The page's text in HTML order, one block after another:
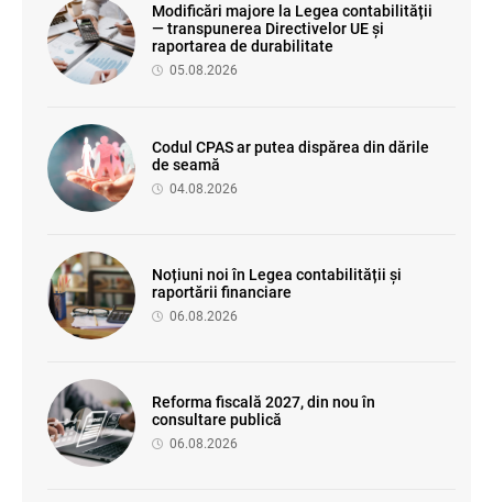
Modificări majore la Legea contabilității
— transpunerea Directivelor UE și
raportarea de durabilitate
05.08.2026
Codul CPAS ar putea dispărea din dările
de seamă
04.08.2026
Noțiuni noi în Legea contabilității și
raportării financiare
06.08.2026
Reforma fiscală 2027, din nou în
consultare publică
06.08.2026